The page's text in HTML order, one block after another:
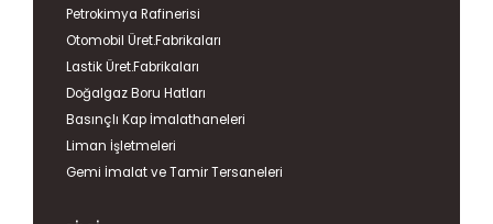
Petrokimya Rafinerisi
Otomobil Üret.Fabrikaları
Lastik Üret.Fabrikaları
Doğalgaz Boru Hatları
Basınçlı Kap İmalathaneleri
Liman İşletmeleri
Gemi İmalat ve Tamir Tersaneleri